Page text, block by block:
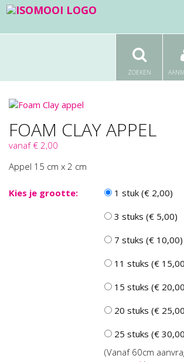
ZOEKEN
FOAM CLAY APPEL
vanaf € 2,00
Appel 15 cm x 2 cm
Kies je grootte:
1 stuk (€ 2,00)
3 stuks (€ 5,00)
7 stuks (€ 10,00)
11 stuks (€
15 stuks (€
20 stuks (€
25 stuks (€
(Vanaf 60cm